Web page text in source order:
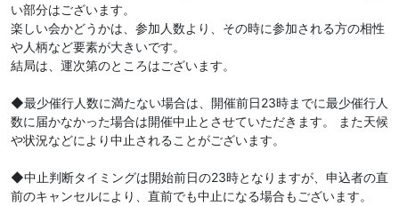
い部分はございます。
楽しい会かどうかは、参加人数より、その時に参加される方の相性
や人柄など要素が大きいです。
結局は、運次第のところはございます。
◆最少催行人数に満たない場合は、開催前日23時までに最少催行人
数に届かなかった場合は開催中止とさせていただきます。 また天候
や状況などにより中止されることがございます。
◆中止判断タイミングは開始前日の23時となりますが、申込者の直
前のキャンセルにより、直前でも中止になる場合もございます。